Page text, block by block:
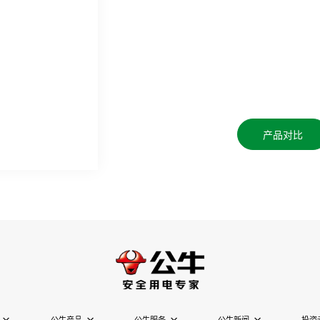
产品对比